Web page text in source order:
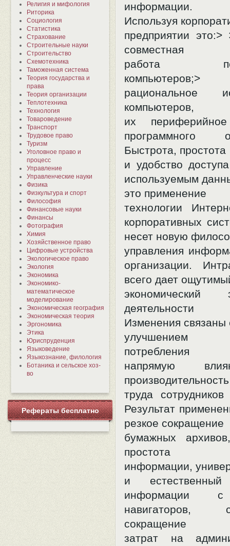
Религия и мифология
Риторика
Социология
Статистика
Страхование
Строительные науки
Строительство
Схемотехника
Таможенная система
Теория государства и
права
Теория организации
Теплотехника
Технология
Товароведение
Транспорт
Трудовое право
Туризм
Уголовное право и
процесс
Управление
Управленческие науки
Физика
Физкультура и спорт
Философия
Финансовые науки
Финансы
Фотография
Химия
Хозяйственное право
Цифровые устройства
Экологическое право
Экология
Экономика
Экономико-
математическое
моделирование
Экономическая география
Экономическая теория
Эргономика
Этика
Юриспруденция
Языковедение
Языкознание, филология
Ботаника и сельское хоз-
во
Рефераты бесплатно
информации.
Используя
предприятии
совместная
работа
компьютеров;>
рациональное
компьютеров,
их периферийное
программного
Быстрота, простота
и удобство
используемым
это применение
технологии
корпоративных
несет новую
управления
организации.
всего дает
деятельности
Изменения связаны
улучшением
потребления
напрямую
производительность
труда сотрудников
Результат
резкое сокращение
бумажных
простота
информации,
и
информации
навигаторов,
сокращение
затрат на